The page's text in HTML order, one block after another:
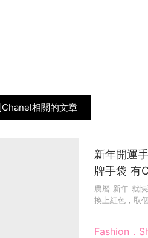
相關的文章
Fashion．
新年開運
牌手袋 有
你招財又
農曆 新年 就
換上紅色，取